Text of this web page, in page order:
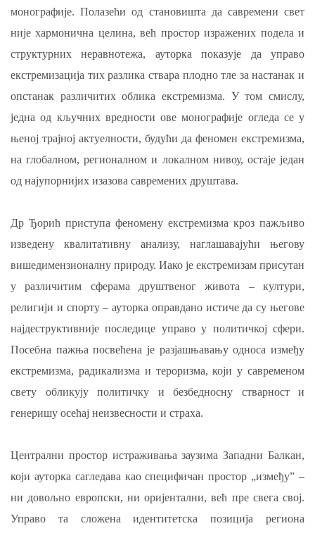
монографије. Полазећи од становишта да савремени свет
није хармонична целина, већ простор изражених подела и
структурних неравнотежа, ауторка показује да управо
екстремизација тих разлика ствара плодно тле за настанак и
опстанак различитих облика екстремизма. У том смислу,
једна од кључних вредности ове монографије огледа се у
њеној трајној актуелности, будући да феномен екстремизма,
на глобалном, регионалном и локалном нивоу, остаје један
од најупорнијих изазова савремених друштава.
Др Ђорић приступа феномену екстремизма кроз пажљиво
изведену квалитативну анализу, наглашавајући његову
вишедимензионалну природу. Иако је екстремизам присутан
у различитим сферама друштвеног живота – култури,
религији и спорту – ауторка оправдано истиче да су његове
најдеструктивније последице управо у политичкој сфери.
Посебна пажња посвећена је разјашњавању односа између
екстремизма, радикализма и тероризма, који у савременом
свету обликују политичку и безбедносну стварност и
генеришу осећај неизвесности и страха.
Централни простор истраживања заузима Западни Балкан,
који ауторка сагледава као специфичан простор „између” –
ни довољно европски, ни оријентални, већ пре свега свој.
Управо та сложена идентитетска позиција региона